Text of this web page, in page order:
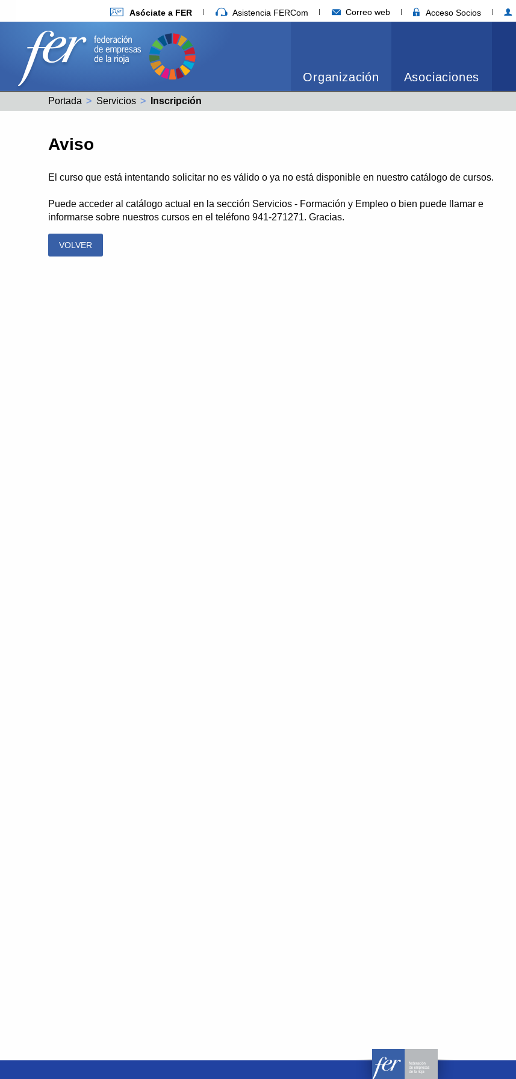
Asóciate a FER Asistencia FERCom Correo web Acceso Socios
Organización Asociaciones
Portada Servicios Actual:
Inscripción
Aviso
El curso que está intentando solicitar no es válido o ya no está disponible en nuestro catálogo de cursos.
Puede acceder al catálogo actual en la sección Servicios - Formación y Empleo o bien puede llamar e
informarse sobre nuestros cursos en el teléfono 941-271271. Gracias.
VOLVER